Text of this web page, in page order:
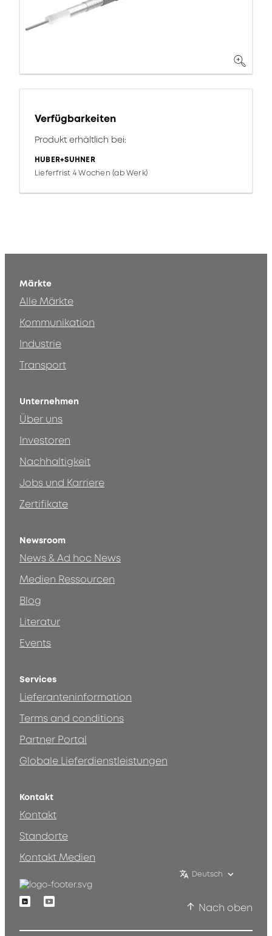
Verfügbarkeiten
Produkt erhältlich bei:
HUBER+SUHNER
Lieferfrist 4 Wochen (ab Werk)
Märkte
Alle Märkte
Kommunikation
Industrie
Transport
Unternehmen
Über uns
Investoren
Nachhaltigkeit
Jobs und Karriere
Zertifikate
Newsroom
News & Ad hoc News
Medien Ressourcen
Blog
Literatur
Events
Services
Lieferanteninformation
Terms and conditions
Partner Portal
Globale Lieferdienstleistungen
Kontakt
Kontakt
Standorte
Kontakt Medien
Deutsch
LinkedinYoutube
Nach oben